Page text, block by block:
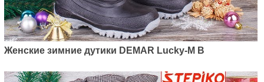
Женские зимние дутики DEMAR Lucky-M B